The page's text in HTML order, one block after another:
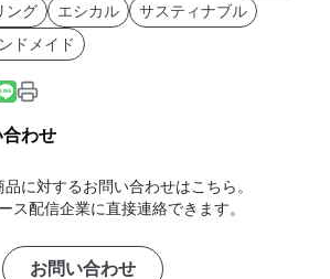
ング エシカル
サスティナブル
ドメイド
わせ
に対するお問い合わせはこちら。
ス配信企業に直接連絡できます。
お問い合わせ